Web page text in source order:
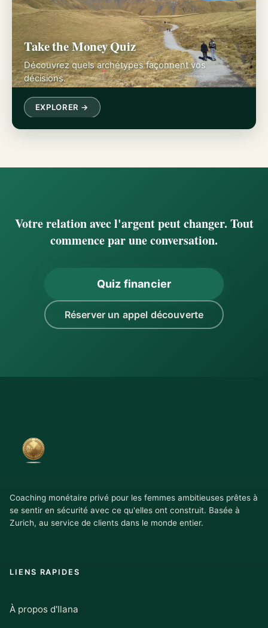
Take the Money Quiz
Découvrez quels archétypes façonnent vos
décisions.
EXPLORER →
Votre relation avec l'argent peut changer. Tout
commence par une conversation.
Quiz financier
Réserver un appel découverte
Coaching monétaire privé pour les femmes ambitieuses prêtes à
se sentir en sécurité avec ce qu'elles ont construit. Basée à
Zurich, au service de clients dans le monde entier.
LIENS RAPIDES
À propos d'Ilana